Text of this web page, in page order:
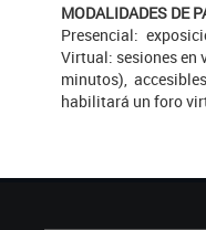
MODALIDADES DE
Presencial:
Virtual: sesiones en
minutos),
habilitará un foro